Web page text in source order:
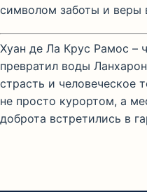
символом заботы и веры
Хуан де Ла Крус Рамос –
превратил воды
страсть и человеческое
не просто курортом, а
доброта встретились в